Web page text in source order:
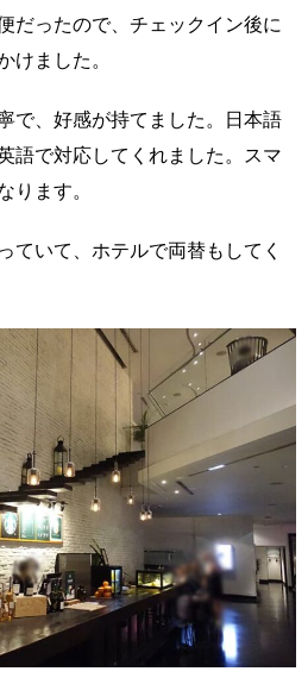
だったので、チェックイン後に
けました。
で、好感が持てました。日本語
語で対応してくれました。スマ
ります。
ていて、ホテルで両替もしてく